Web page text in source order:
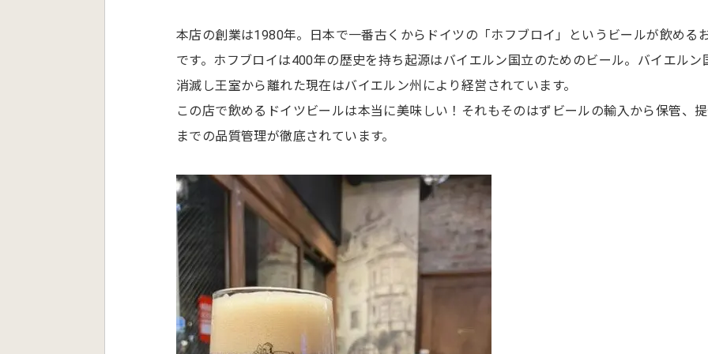
本店の創業は1980年。日本で一番古くからドイツの「ホフブロイ」というビールが飲める
です。ホフブロイは400年の歴史を持ち起源はバイエルン国立のためのビール。バイエルン
消滅し王室から離れた現在はバイエルン州により経営されています。
この店で飲めるドイツビールは本当に美味しい！それもそのはずビールの輸入から保管、
までの品質管理が徹底されています。